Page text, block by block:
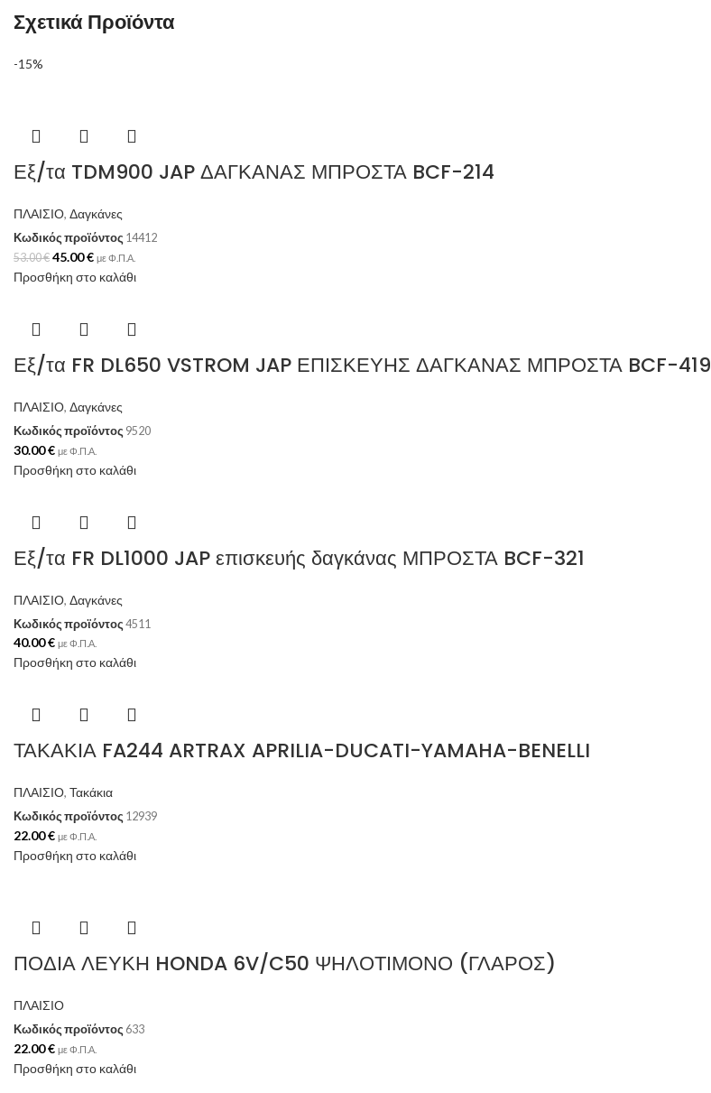
Σχετικά Προϊόντα
-15%
Εξ/τα TDM900 JAP ΔΑΓΚΑΝΑΣ ΜΠΡΟΣΤΑ BCF-214
ΠΛΑΙΣΙΟ, Δαγκάνες
Κωδικός προϊόντος 14412
53.00€ 45.00€ με Φ.Π.Α.
Προσθήκη στο καλάθι
Εξ/τα FR DL650 VSTROM JAP ΕΠΙΣΚΕΥΗΣ ΔΑΓΚΑΝΑΣ ΜΠΡΟΣΤΑ BCF-419
ΠΛΑΙΣΙΟ, Δαγκάνες
Κωδικός προϊόντος 9520
30.00€ με Φ.Π.Α.
Προσθήκη στο καλάθι
Εξ/τα FR DL1000 JAP επισκευής δαγκάνας ΜΠΡΟΣΤΑ BCF-321
ΠΛΑΙΣΙΟ, Δαγκάνες
Κωδικός προϊόντος 4511
40.00€ με Φ.Π.Α.
Προσθήκη στο καλάθι
ΤΑΚΑΚΙΑ FA244 ARTRAX APRILIA-DUCATI-YAMAHA-BENELLI
ΠΛΑΙΣΙΟ, Τακάκια
Κωδικός προϊόντος 12939
22.00€ με Φ.Π.Α.
Προσθήκη στο καλάθι
ΠΟΔΙΑ ΛΕΥΚΗ HONDA 6V/C50 ΨΗΛΟΤΙΜΟΝΟ (ΓΛΑΡΟΣ)
ΠΛΑΙΣΙΟ
Κωδικός προϊόντος 633
22.00€ με Φ.Π.Α.
Προσθήκη στο καλάθι